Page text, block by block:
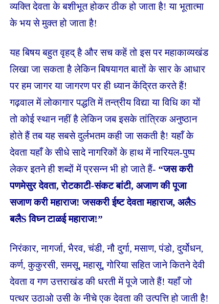
व्यक्ति देवता के बशीभूत होकर ठीक हो जाता है! या भूतात्मा
के भय से मुक्त हो जाता है!
यह बिषय बहुत वृहद् है और सच कहें तो इस पर महाकाव्यखंड
लिखा जा सकता है लेकिन बिषयागत बातों के सार के आधार
पर हम जागर या जागरण पर ही ध्यान केंद्रित करते हैं!
गढ़वाल में लोकागार पद्धति में तन्त्रीय विद्या या विधि का यों
तो कोई स्थान नहीं है लेकिन जब इसके तांत्रिक अनुष्ठान
होते हैं तब यह सबसे दुर्लभतम कही जा सकती है! यहाँ के
देवता यहाँ के सीधे सादे नागरिकों के हाथ में नारियल-पुष्प
लेकर इतने ही शब्दों में प्रसन्न भी हो जाते हैं- “जस करी
पणमेसुर देवता, रोटकाटी-संकट बांटी, अजाण की पूजा
सजाण करी महाराज! जसकरी ईष्ट देवता महाराज, अलैS
बलैS विघ्न टाळई महाराज!”
निरंकार, नागर्जा, भैरव, चंडी, नौ दुर्गा, मसाण, पंडो, दुर्योधन,
कर्ण, कुकुरसी, समसू, महासू, गोरिया सहित जाने कितने देवी
देवता व गण उत्तराखंड की धरती में पूजे जाते हैं! यहाँ जो
पत्थर उठाओ उसी के नीचे एक देवता की उत्पत्ति हो जाती है!